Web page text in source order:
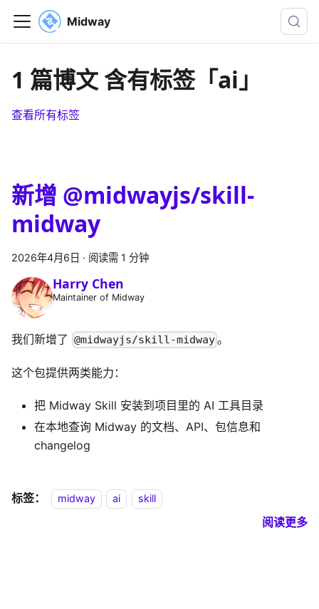
Midway
1 篇博文 含有标签「ai」
查看所有标签
新增 @midwayjs/skill-
midway
2026年4月6日 · 阅读需 1 分钟
Harry Chen
Maintainer of Midway
我们新增了 @midwayjs/skill-midway。
这个包提供两类能力：
把 Midway Skill 安装到项目里的 AI 工具目录
在本地查询 Midway 的文档、API、包信息和
changelog
标签： midway ai skill
阅读更多